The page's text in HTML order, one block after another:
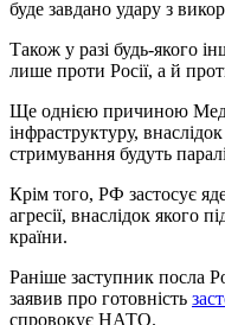
буде завдано удару з
Також у разі будь-якого
лише проти Росії, а й
Ще однією причиною
інфраструктуру,
стримування будуть
Крім того, РФ застосує
агресії, внаслідок якого
країни.
Раніше заступник посла
заявив про готовність
спровокує НАТО.